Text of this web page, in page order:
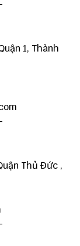
1, Thành
Thủ Đức ,